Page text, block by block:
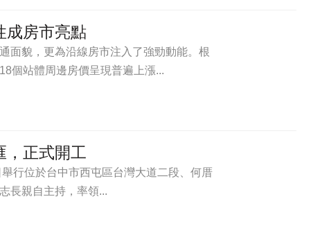
成房市亮點
面貌，更為沿線房市注入了強勁動能。根
個站體周邊房價呈現普遍上漲...
，正式開工
行位於台中市西屯區台灣大道二段、何厝
長親自主持，率領...